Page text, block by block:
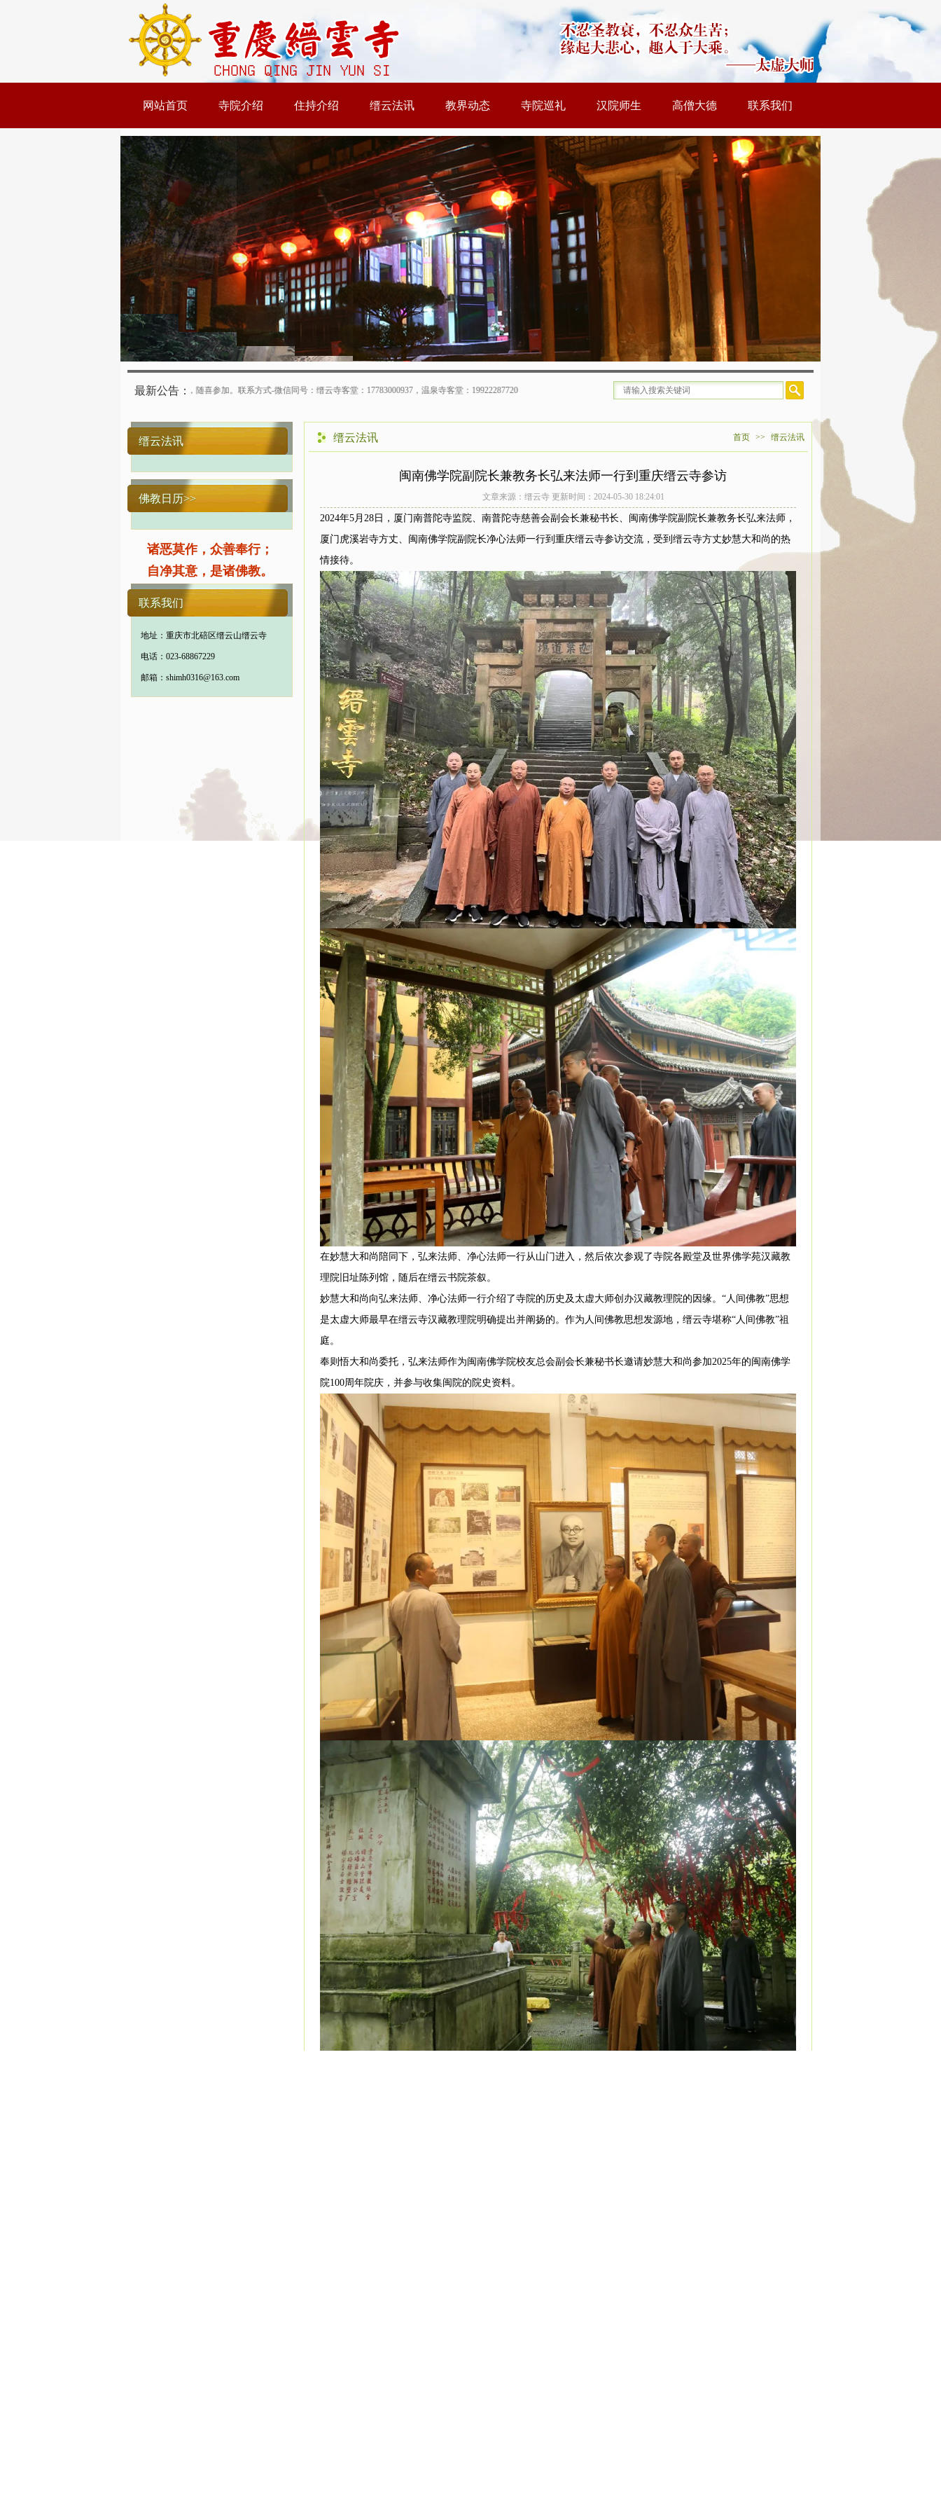
网站首页 寺院介绍 住持介绍 缙云法讯 教界动态 寺院巡礼 汉院师生 高僧大德 联系我们
最新公告：
举行浴佛法会，法缘殊胜，随喜参加。联系方式-微信同号：缙云寺客堂：17783000937，温泉寺客堂：19922287720
缙云法讯
佛教日历>>
诸恶莫作，众善奉行；
自净其意，是诸佛教。
联系我们
地址：重庆市北碚区缙云山缙云寺
电话：023-68867229
邮箱：shimh0316@163.com
缙云法讯 首页 >> 缙云法讯
闽南佛学院副院长兼教务长弘来法师一行到重庆缙云寺参访
文章来源：缙云寺 更新时间：2024-05-30 18:24:01
2024年5月28日，厦门南普陀寺监院、南普陀寺慈善会副会长兼秘书长、闽南佛学院副院长兼教务长弘来法师，
厦门虎溪岩寺方丈、闽南佛学院副院长净心法师一行到重庆缙云寺参访交流，受到缙云寺方丈妙慧大和尚的热
情接待。
在妙慧大和尚陪同下，弘来法师、净心法师一行从山门进入，然后依次参观了寺院各殿堂及世界佛学苑汉藏教
理院旧址陈列馆，随后在缙云书院茶叙。
妙慧大和尚向弘来法师、净心法师一行介绍了寺院的历史及太虚大师创办汉藏教理院的因缘。“人间佛教”思想
是太虚大师最早在缙云寺汉藏教理院明确提出并阐扬的。作为人间佛教思想发源地，缙云寺堪称“人间佛教”祖
庭。
奉则悟大和尚委托，弘来法师作为闽南佛学院校友总会副会长兼秘书长邀请妙慧大和尚参加2025年的闽南佛学
院100周年院庆，并参与收集闽院的院史资料。